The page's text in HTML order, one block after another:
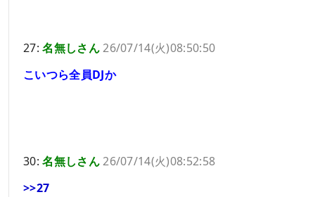
27:名無しさん26/07/14(火)08:50:50
こいつら全員DJか
30:名無しさん26/07/14(火)08:52:58
>>27